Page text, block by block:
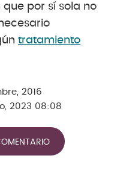
por sí sola no
tratamiento
2016
2023 08:08